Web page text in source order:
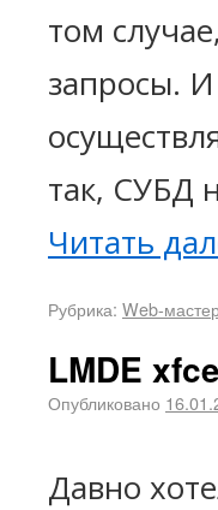
том
запросы.
так, СУБД
Читать
Рубрика: Web-
LMDE
Опубликовано
Давно